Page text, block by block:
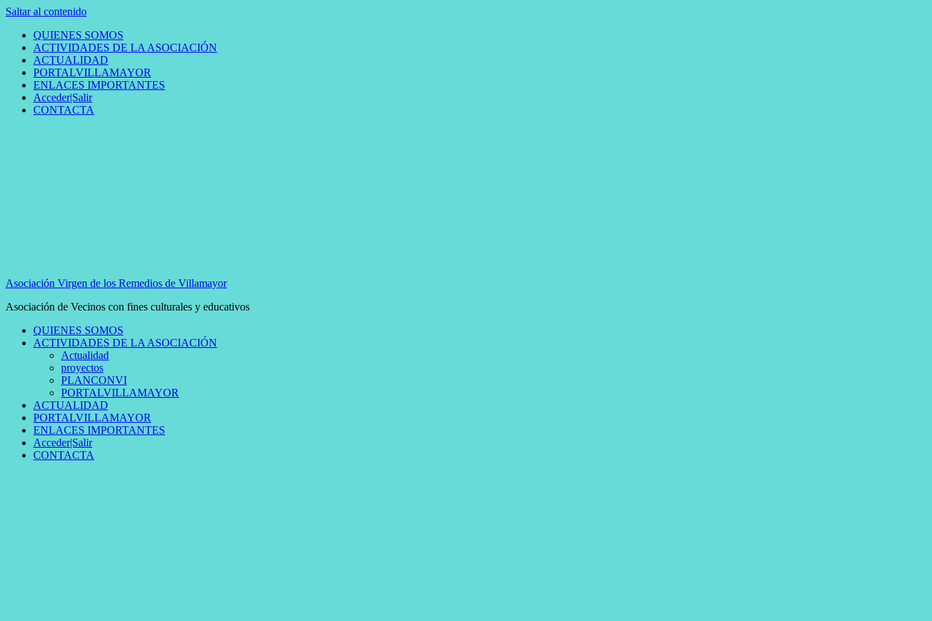
Saltar al contenido
QUIENES SOMOS
ACTIVIDADES DE LA ASOCIACIÓN
ACTUALIDAD
PORTALVILLAMAYOR
ENLACES IMPORTANTES
Acceder|Salir
CONTACTA
Asociación Virgen de los Remedios de Villamayor
Asociación de Vecinos con fines culturales y educativos
QUIENES SOMOS
ACTIVIDADES DE LA ASOCIACIÓN
Actualidad
proyectos
PLANCONVI
PORTALVILLAMAYOR
ACTUALIDAD
PORTALVILLAMAYOR
ENLACES IMPORTANTES
Acceder|Salir
CONTACTA